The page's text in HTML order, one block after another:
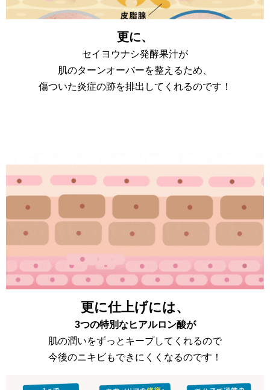
更に、
セイヨウナシ発酵果汁が
肌のターンオーバーを整えるため、
傷ついた炎症の跡を排出してくれるのです！
更に仕上げには、
3つの特別なヒアルロン酸が
肌の潤いをずっとキープしてくれるので
今後のニキビもできにくくなるのです！